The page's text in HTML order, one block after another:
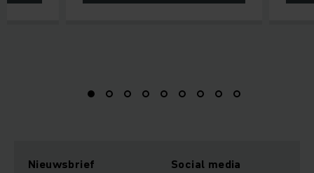
Nieuwsbrief Social media